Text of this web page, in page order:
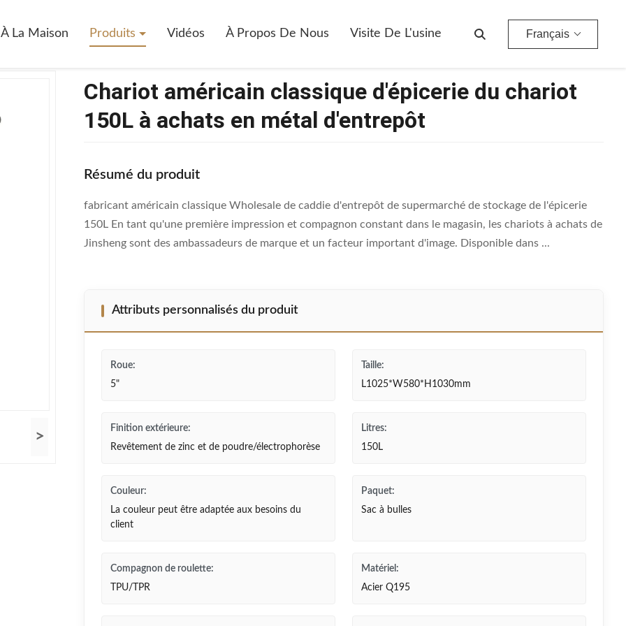
À La Maison Produits Vidéos À Propos De Nous Visite De L'usine Français
>
Chariot américain classique d'épicerie du chariot
150L à achats en métal d'entrepôt
Résumé du produit
fabricant américain classique Wholesale de caddie d'entrepôt de supermarché de stockage de l'épicerie
150L En tant qu'une première impression et compagnon constant dans le magasin, les chariots à achats de
Jinsheng sont des ambassadeurs de marque et un facteur important d'image. Disponible dans ...
Attributs personnalisés du produit
Roue:
5"
Taille:
L1025*W580*H1030mm
Finition extérieure:
Revêtement de zinc et de poudre/électrophorèse
Litres:
150L
Couleur:
La couleur peut être adaptée aux besoins du
client
Paquet:
Sac à bulles
Compagnon de roulette:
TPU/TPR
Matériel:
Acier Q195